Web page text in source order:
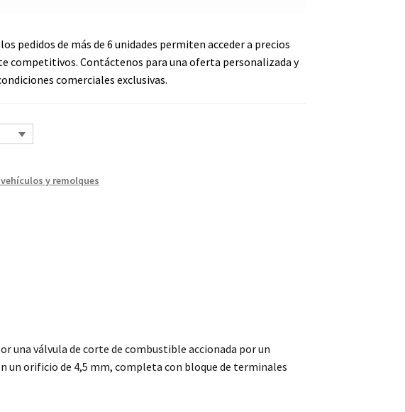
pedidos de más de 6 unidades permiten acceder a precios
competitivos. Contáctenos para una oferta personalizada y
comerciales exclusivas.
y remolques
una válvula de corte de combustible accionada por un
un orificio de 4,5 mm, completa con bloque de terminales